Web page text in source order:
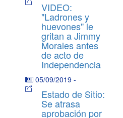
VIDEO:
"Ladrones y
huevones" le
gritan a Jimmy
Morales antes
de acto de
Independencia
05/09/2019 -
Estado de Sitio:
Se atrasa
aprobación por